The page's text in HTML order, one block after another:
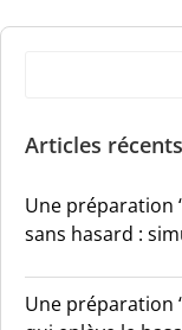
Articles récents
Une préparation
sans hasard :
Une préparation